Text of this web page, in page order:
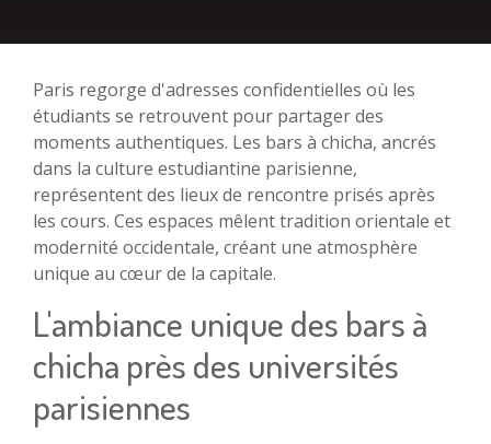
Paris regorge d'adresses confidentielles où les
étudiants se retrouvent pour partager des
moments authentiques. Les bars à chicha, ancrés
dans la culture estudiantine parisienne,
représentent des lieux de rencontre prisés après
les cours. Ces espaces mêlent tradition orientale et
modernité occidentale, créant une atmosphère
unique au cœur de la capitale.
L'ambiance unique des bars à
chicha près des universités
parisiennes